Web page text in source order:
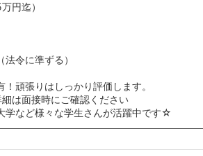
円迄）
法令に準ずる）
！頑張りはしっかり評価します。
は面接時にご確認ください
学など様々な学生さんが活躍中です☆